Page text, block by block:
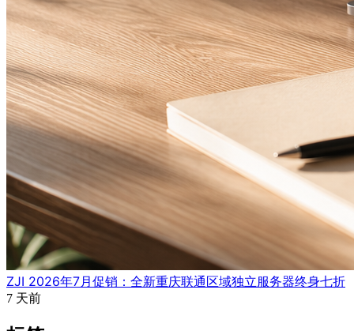
ZJI 2026年7月促销：全新重庆联通区域独立服务器终身七折
7 天前